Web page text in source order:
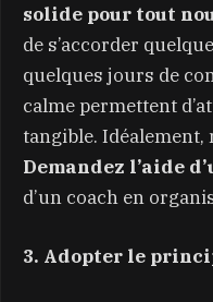
solide pour tout
de s’accorder
quelques jours de
calme permettent
tangible. Idéalement,
Demandez l’aide
d’un coach en
3. Adopter le